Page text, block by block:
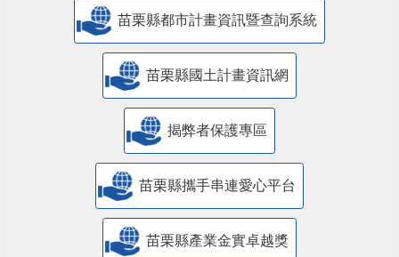
苗栗縣都市計畫資訊暨查詢系統
苗栗縣國土計畫資訊網
揭弊者保護專區
苗栗縣攜手串連愛心平台
苗栗縣產業金實卓越獎